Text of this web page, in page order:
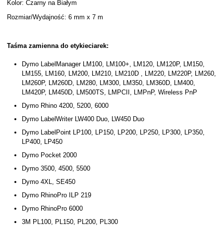
Kolor: Czarny na Białym
Rozmiar/Wydajność: 6 mm x 7 m
Taśma zamienna do etykieciarek:
Dymo LabelManager LM100, LM100+, LM120, LM120P, LM150,
LM155, LM160, LM200, LM210, LM210D , LM220, LM220P, LM260,
LM260P, LM260D, LM280, LM300, LM350, LM360D, LM400,
LM420P, LM450D, LM500TS, LMPCII, LMPnP, Wireless PnP
Dymo Rhino 4200, 5200, 6000
Dymo LabelWriter LW400 Duo, LW450 Duo
Dymo LabelPoint LP100, LP150, LP200, LP250, LP300, LP350,
LP400, LP450
Dymo Pocket 2000
Dymo 3500, 4500, 5500
Dymo 4XL, SE450
Dymo RhinoPro ILP 219
Dymo RhinoPro 6000
3M PL100, PL150, PL200, PL300